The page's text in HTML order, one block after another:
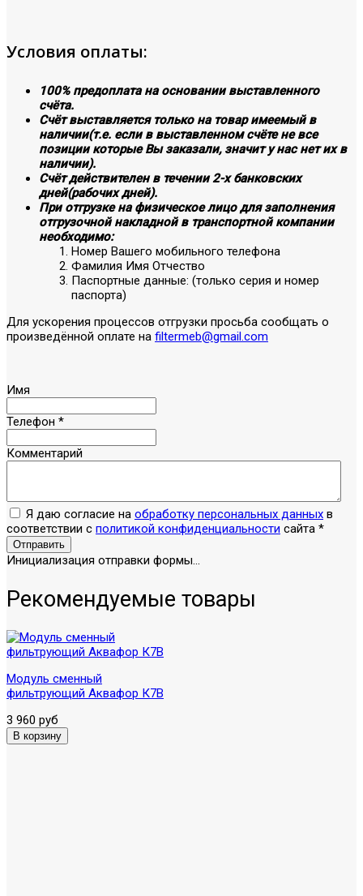
Условия оплаты:
100% предоплата на основании выставленного
счёта.
Счёт выставляется только на товар имеемый в
наличии(т.е. если в выставленном счёте не все
позиции которые Вы заказали, значит у нас нет их в
наличии).
Счёт действителен в течении 2-х банковских
дней(рабочих дней).
При отгрузке на физическое лицо для заполнения
отгрузочной накладной в транспортной компании
необходимо:
Номер Вашего мобильного телефона
Фамилия Имя Отчество
Паспортные данные: (только серия и номер
паспорта)
Для ускорения процессов отгрузки просьба сообщать о
произведённой оплате на filtermeb@gmail.com
Имя
Телефон *
Комментарий
Я даю согласие на обработку персональных данных в
соответствии с политикой конфиденциальности сайта *
Отправить
Инициализация отправки формы...
Рекомендуемые товары
Модуль сменный
фильтрующий Аквафор К7В
3 960 руб